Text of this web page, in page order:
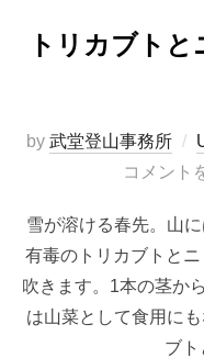
トリカブト
by 武堂登山事務所
コメント
雪が溶ける春先。山
有毒のトリカブトと
吹きます。1本の茎か
は山菜として食用に
ブ